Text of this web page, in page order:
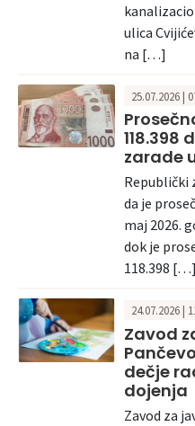
ulica
na […]
25.07.2026 |
118.398
zarade
Republički
da je
maj 2026.
dok je
118.398 […]
24.07.2026 |
Zavod
dečje
dojenja
Zavod za